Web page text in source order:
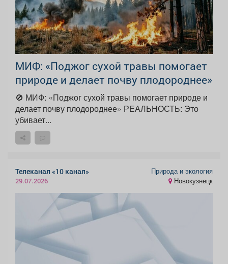
МИФ: «Поджог сухой травы помогает
природе и делает почву плодороднее»
🚫 МИФ: «Поджог сухой травы помогает природе и
делает почву плодороднее» РЕАЛЬНОСТЬ: Это
убивает...
Телеканал «10 канал»
29.07.2026
Природа и экология
Новокузнецк